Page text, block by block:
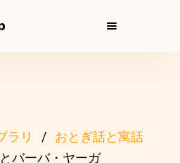
ラリ
おとぎ話と寓話
バーバ・ヤーガ